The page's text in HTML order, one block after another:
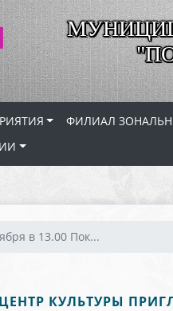
ФИЛИАЛ
в 13.00 Пок...
КУЛЬТУРЫ